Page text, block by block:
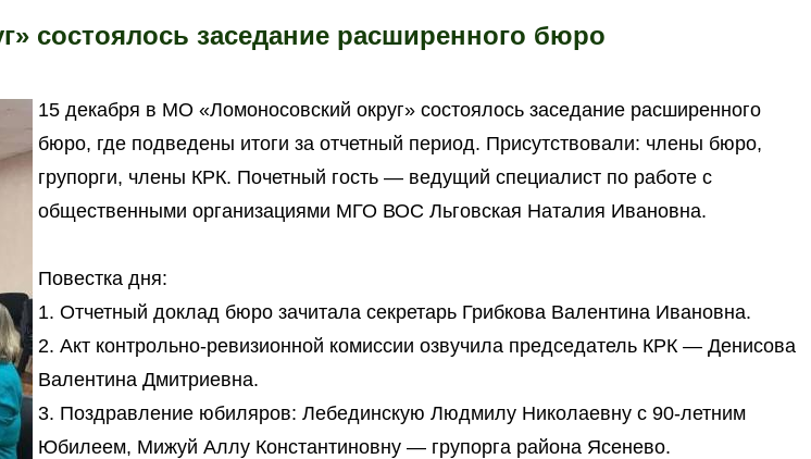
состоялось заседание расширенного бюро
15 декабря в МО «Ломоносовский округ» состоялось заседание расширенного
бюро, где подведены итоги за отчетный период. Присутствовали: члены бюро,
групорги, члены КРК. Почетный гость — ведущий специалист по работе с
общественными организациями МГО ВОС Льговская Наталия Ивановна.
Повестка дня:
1. Отчетный доклад бюро зачитала секретарь Грибкова Валентина Ивановна.
2. Акт контрольно-ревизионной комиссии озвучила председатель КРК — Денисова
Валентина Дмитриевна.
3. Поздравление юбиляров: Лебединскую Людмилу Николаевну с 90-летним
Юбилеем, Мижуй Аллу Константиновну — групорга района Ясенево.